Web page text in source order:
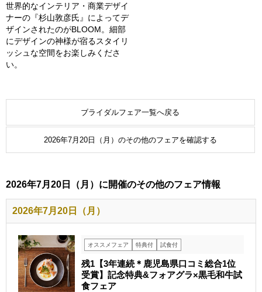
世界的なインテリア・商業デザイ
ナーの『杉山敦彦氏』によってデ
ザインされたのがBLOOM。細部
にデザインの神様が宿るスタイリ
ッシュな空間をお楽しみくださ
い。
ブライダルフェア一覧へ戻る
2026年7月20日（月）のその他のフェアを確認する
2026年7月20日（月）に開催のその他のフェア情報
2026年7月20日（月）
オススメフェア 特典付 試食付
残1【3年連続＊鹿児島県口コミ総合1位
受賞】記念特典&フォアグラ×黒毛和牛試
食フェア